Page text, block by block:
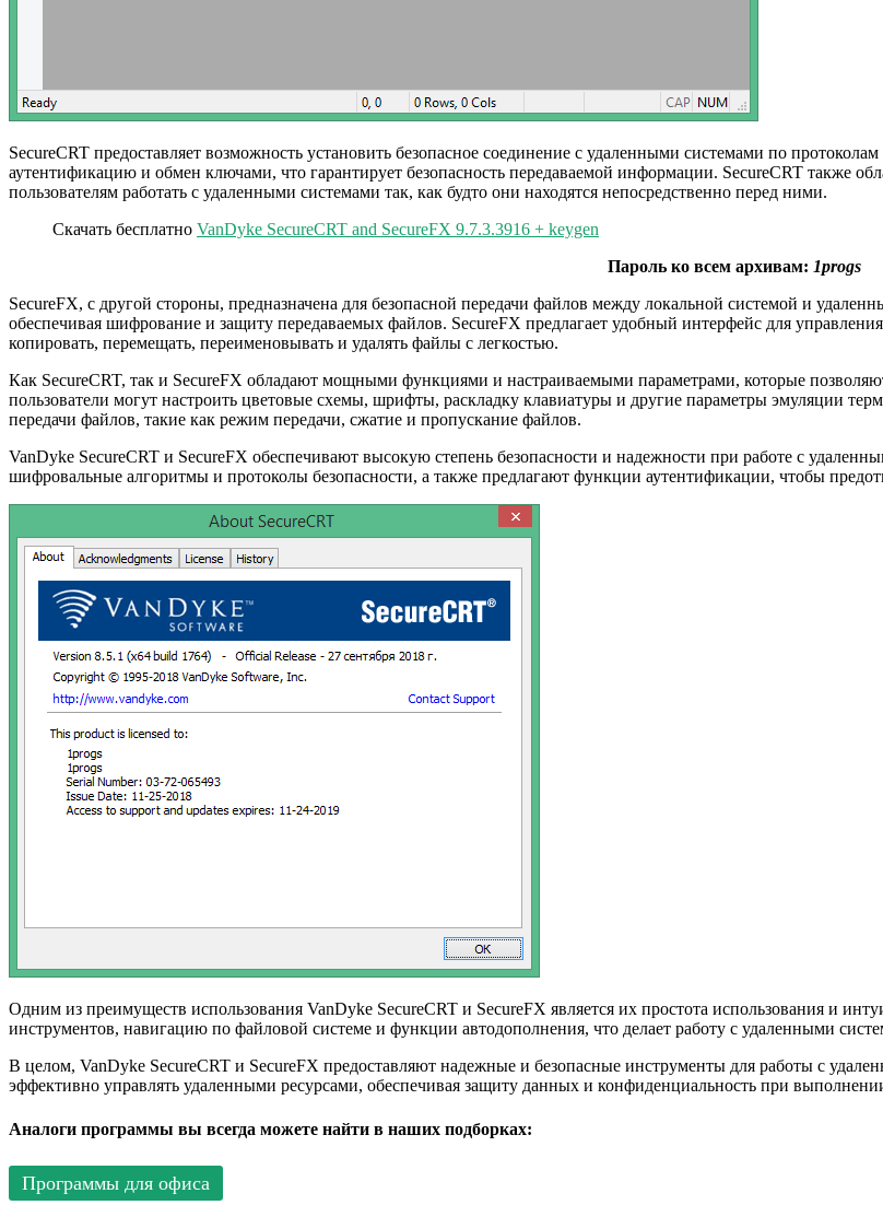
SecureCRT предоставляет возможность установить безопасное соединение с удаленными системами по
аутентификацию и обмен ключами, что гарантирует безопасность передаваемой информации. SecureCRT также
пользователям работать с удаленными системами так, как будто они находятся непосредственно перед ними.
Скачать бесплатно VanDyke SecureCRT and SecureFX 9.7.3.3916 + keygen
Пароль ко всем архивам: 1progs
SecureFX, с другой стороны, предназначена для безопасной передачи файлов между локальной системой и
обеспечивая шифрование и защиту передаваемых файлов. SecureFX предлагает удобный интерфейс для
копировать, перемещать, переименовывать и удалять файлы с легкостью.
Как SecureCRT, так и SecureFX обладают мощными функциями и настраиваемыми параметрами, которые
пользователи могут настроить цветовые схемы, шрифты, раскладку клавиатуры и другие параметры эмуляции
передачи файлов, такие как режим передачи, сжатие и пропускание файлов.
VanDyke SecureCRT и SecureFX обеспечивают высокую степень безопасности и надежности при работе с
шифровальные алгоритмы и протоколы безопасности, а также предлагают функции аутентификации, чтобы
Одним из преимуществ использования VanDyke SecureCRT и SecureFX является их простота использования и
инструментов, навигацию по файловой системе и функции автодополнения, что делает работу с удаленными
В целом, VanDyke SecureCRT и SecureFX предоставляют надежные и безопасные инструменты для работы с
эффективно управлять удаленными ресурсами, обеспечивая защиту данных и конфиденциальность при
Аналоги программы вы всегда можете найти в наших подборках:
Программы для офиса